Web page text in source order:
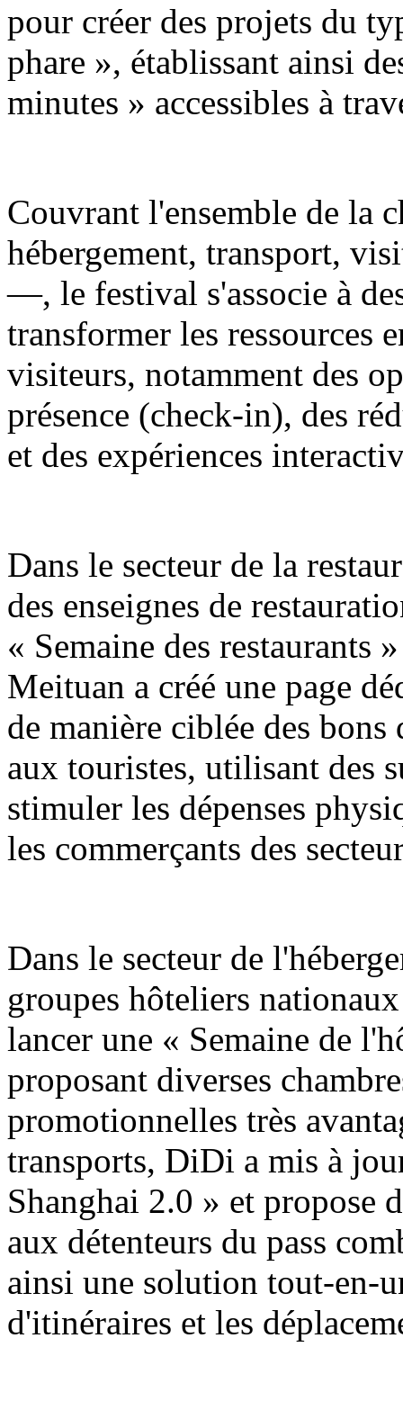
pour créer des projets du
phare », établissant ainsi
minutes » accessibles à
Couvrant l'ensemble de la
hébergement, transport,
—, le festival s'associe à
transformer les ressources
visiteurs, notamment des
présence (check-in), des
et des expériences
Dans le secteur de la
des enseignes de
« Semaine des restaurants
Meituan a créé une page
de manière ciblée des
aux touristes, utilisant des
stimuler les dépenses
les commerçants des
Dans le secteur de
groupes hôteliers
lancer une « Semaine de
proposant diverses
promotionnelles très
transports, DiDi a mis à
Shanghai 2.0 » et propose
aux détenteurs du pass
ainsi une solution tout-en-
d'itinéraires et les